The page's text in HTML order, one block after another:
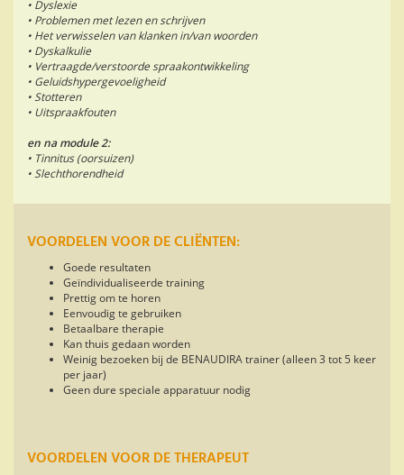
• Dyslexie
• Problemen met lezen en schrijven
• Het verwisselen van klanken in/van woorden
• Dyskalkulie
• Vertraagde/verstoorde spraakontwikkeling
• Geluidshypergevoeligheid
• Stotteren
• Uitspraakfouten
en na module 2:
• Tinnitus (oorsuizen)
• Slechthorendheid
VOORDELEN VOOR DE CLIËNTEN:
Goede resultaten
Geïndividualiseerde training
Prettig om te horen
Eenvoudig te gebruiken
Betaalbare therapie
Kan thuis gedaan worden
Weinig bezoeken bij de BENAUDIRA trainer (alleen 3 tot 5 keer
per jaar)
Geen dure speciale apparatuur nodig
VOORDELEN VOOR DE THERAPEUT